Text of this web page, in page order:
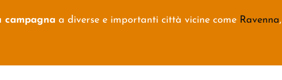
campagna a diverse e importanti città vicine come Ravenna,